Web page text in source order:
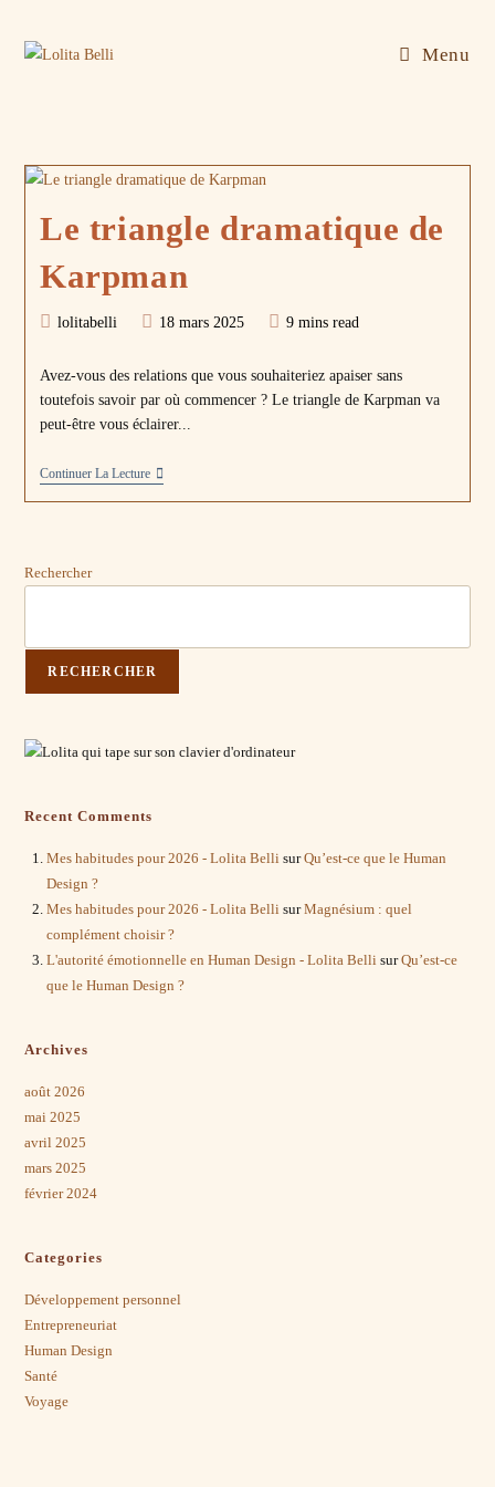
Menu
Le triangle dramatique de
Karpman
Auteur/autrice
la
publication :
lolitabelli
Publication
18 mars 2025
Temps
lecture :
9 mins read
Avez-vous des relations que vous souhaiteriez apaiser sans
toutefois savoir par où commencer ? Le triangle de Karpman va
peut-être vous éclairer...
Continuer La LectureLe
Rechercher
RECHERCHER
Recent Comments
Mes habitudes pour 2026 - Lolita Belli surQu’est-ce que le Human
Design ?
Mes habitudes pour 2026 - Lolita Belli surMagnésium : quel
complément choisir ?
L'autorité émotionnelle en Human Design - Lolita Belli surQu’est-ce
que le Human Design ?
Archives
août 2026
mai 2025
avril 2025
mars 2025
février 2024
Categories
Développement personnel
Entrepreneuriat
Human Design
Santé
Voyage